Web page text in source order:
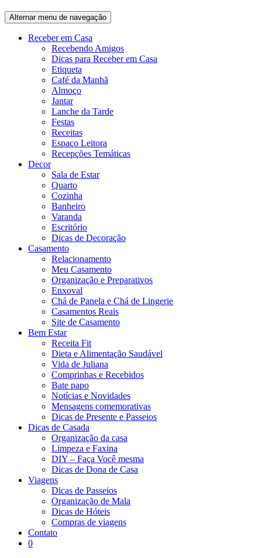
Alternar menu de navegação
Recebendo Amigos
Dicas para Receber em Casa
Etiqueta
Café da Manhã
Almoço
Jantar
Lanche da Tarde
Festas
Receitas
Espaço Leitora
Recepções Temáticas
Decor
Quarto
Cozinha
Banheiro
Varanda
Escritório
Dicas de Decoração
Casamento
Relacionamento
Meu Casamento
Organização e Preparativos
Enxoval
Chá de Panela e Chá de Lingerie
Casamentos Reais
Site de Casamento
Bem Estar
Receita Fit
Dieta e Alimentação Saudável
Vida de Juliana
Comprinhas e Recebidos
Bate papo
Notícias e Novidades
Mensagens comemorativas
Dicas de Presente e Passeios
Dicas de Casada
Organização da casa
Limpeza e Faxina
DIY – Faça Você mesma
Dicas de Dona de Casa
Viagens
Dicas de Passeios
Organização de Mala
Dicas de Hóteis
Compras de viagens
Contato
0